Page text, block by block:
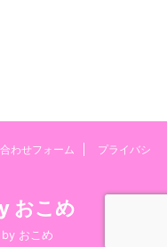
わせフォーム
プライバシ
おこめ
おこめ